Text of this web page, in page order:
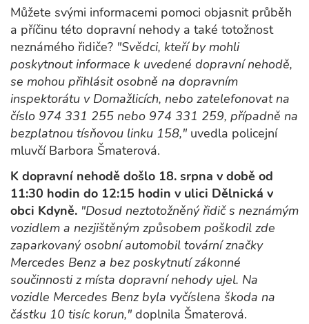
Můžete svými informacemi pomoci objasnit průběh
a příčinu této dopravní nehody a také totožnost
neznámého řidiče? "Svědci, kteří by mohli
poskytnout informace k uvedené dopravní nehodě,
se mohou přihlásit osobně na dopravním
inspektorátu v Domažlicích, nebo zatelefonovat na
číslo 974 331 255 nebo 974 331 259, případně na
bezplatnou tísňovou linku 158," uvedla policejní
mluvčí Barbora Šmaterová.
K dopravní nehodě došlo 18. srpna v době od
11:30 hodin do 12:15 hodin v ulici Dělnická v
obci Kdyně. "Dosud neztotožněný řidič s neznámým
vozidlem a nezjištěným způsobem poškodil zde
zaparkovaný osobní automobil tovární značky
Mercedes Benz a bez poskytnutí zákonné
součinnosti z místa dopravní nehody ujel. Na
vozidle Mercedes Benz byla vyčíslena škoda na
částku 10 tisíc korun," doplnila Šmaterová.